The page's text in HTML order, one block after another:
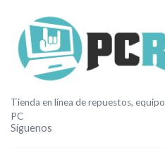
Tienda en línea de repuestos,
PC
Síguenos